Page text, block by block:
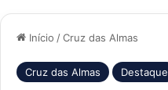
Início /Cruz das Almas
Cruz das Almas Destaque